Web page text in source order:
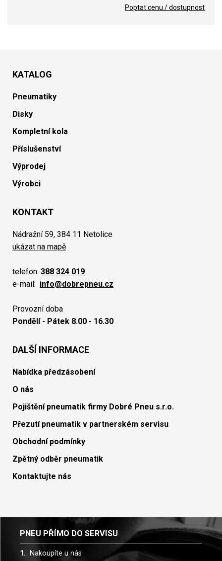
Poptat cenu / dostupnost
KATALOG
Pneumatiky
Disky
Kompletní kola
Příslušenství
Výprodej
Výrobci
KONTAKT
Nádražní 59, 384 11 Netolice
ukázat na mapě
telefon: 388 324 019
e-mail: info@dobrepneu.cz
Provozní doba
Pondělí - Pátek 8.00 - 16.30
DALŠÍ INFORMACE
Nabídka předzásobení
O nás
Pojištění pneumatik firmy Dobré Pneu s.r.o.
Přezutí pneumatik v partnerském servisu
Obchodní podmínky
Zpětný odběr pneumatik
Kontaktujte nás
PNEU PŘÍMO DO SERVISU
Nakoupíte u nás